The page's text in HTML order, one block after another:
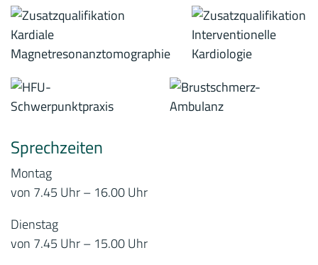
Sprechzeiten
Montag
von 7.45 Uhr – 16.00 Uhr
Dienstag
von 7.45 Uhr – 15.00 Uhr